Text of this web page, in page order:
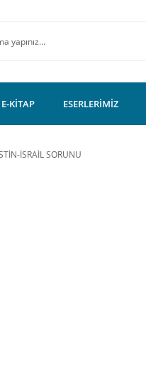
E-KİTAP ESERLERİMİZ
İSRAİL SORUNU